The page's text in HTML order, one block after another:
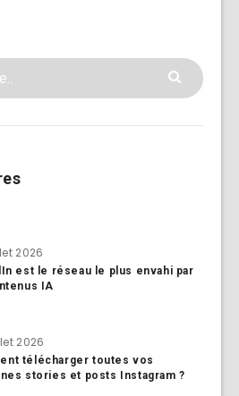
2026
est le réseau le plus envahi par
IA
2026
télécharger toutes vos
stories et posts Instagram ?